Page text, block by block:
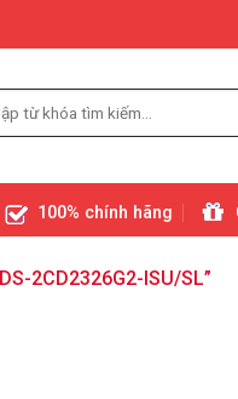
100% chính hãng
2CD2326G2-ISU/SL”